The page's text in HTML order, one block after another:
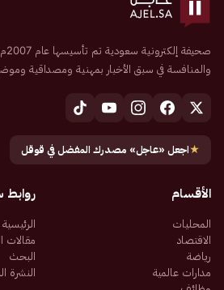
والمنافسة في سبق الأخبار بمهنية ومصداقية
★اجعل «عاجل» مصدرك المفضل في قوقل
الأقسام
المحليات
الاقتصاد
رياضة
مدارات عالمية
روابط
الرئيسية
مقالات
البحث
النشرة